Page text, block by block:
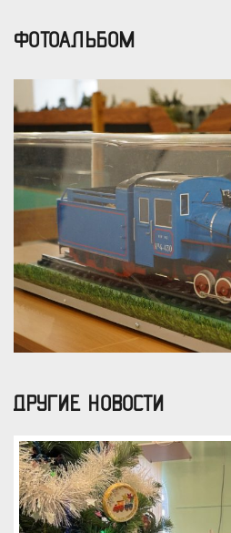
ФОТОАЛЬБОМ
ДРУГИЕ НОВОСТИ